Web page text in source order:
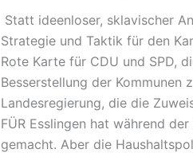
Statt ideenloser, sklavischer
Strategie und Taktik für den
Rote Karte für CDU und SPD,
Besserstellung der Kommunen
Landesregierung, die die
FÜR Esslingen hat während
gemacht. Aber die